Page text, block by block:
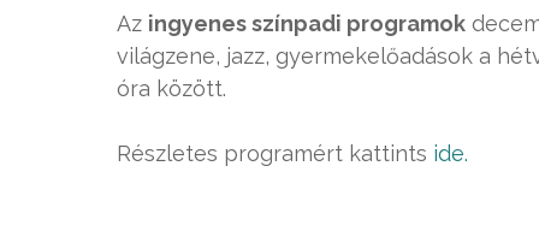
Az ingyenes színpadi programok
világzene, jazz, gyermekelőadások a
óra között.
Részletes programért kattints ide.